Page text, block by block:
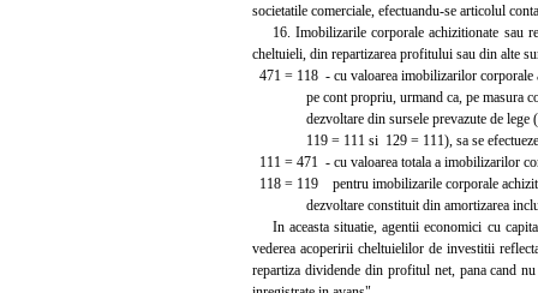
societatile comerciale, efectuandu-se articolul
16. Imobilizarile corporale achizitionate sau
cheltuieli, din repartizarea profitului sau din alte
471 = 118 - cu valoarea imobilizarilor corporale
pe cont propriu, urmand ca, pe masura
dezvoltare din sursele prevazute de lege
119 = 111 si 129 = 111), sa se efectueze
111 = 471 - cu valoarea totala a imobilizarilor
118 = 119 pentru imobilizarile corporale
dezvoltare constituit din amortizarea
In aceasta situatie, agentii economici cu
vederea acoperirii cheltuielilor de investitii
repartiza dividende din profitul net, pana cand